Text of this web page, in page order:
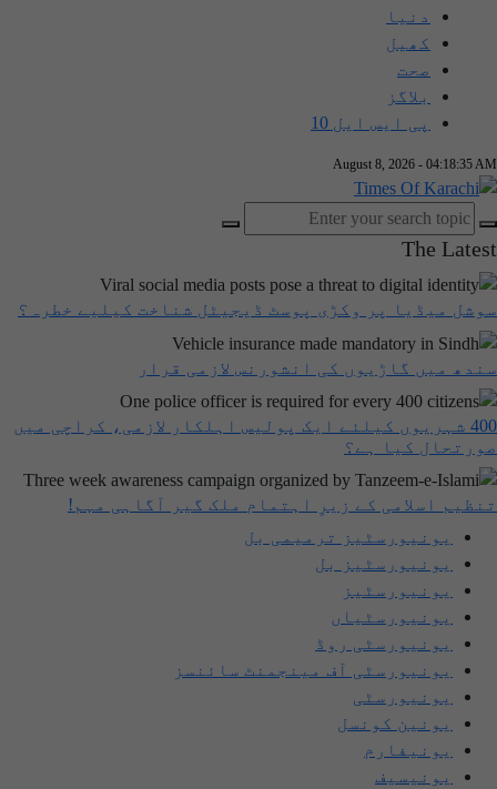
دنیا
کھیل
صحت
بلاگز
پی ایس ایل 10
August 8, 2026 - 04:18:35 AM
The Latest
سوشل میڈیا پر وکڑی پوسٹ ڈیجیٹل شناخت کیلیے خطرہ؟
سندھ میں گاڑیوں کی انشورنس لازمی قرار
400 شہریوں کیلئے ایک پولیس اہلکار لازمی، کراچی میں
صورتحال کیا ہے؟
تنظیم اسلامی کے زیرِ اہتمام ملک گیر آگاہی مہم!
یونیورسٹیز ترمیمی بل
یونیورسٹیز بل
یونیورسٹیز
یونیورسٹیاں
یونیورسٹی روڈ
یونیورسٹی آف مینجمنٹ سائنسز
یونیورسٹی
یونین کونسل
یونیفارم
یونیسیف